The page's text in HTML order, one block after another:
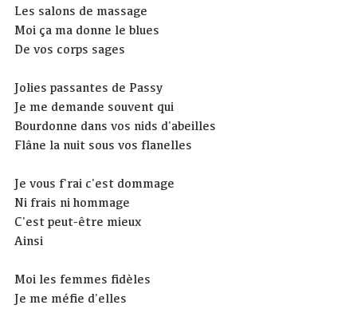
Les salons de massage
Moi ça ma donne le blues
De vos corps sages
Jolies passantes de Passy
Je me demande souvent qui
Bourdonne dans vos nids d'abeilles
Flâne la nuit sous vos flanelles
Je vous f'rai c'est dommage
Ni frais ni hommage
C'est peut-être mieux
Ainsi
Moi les femmes fidèles
Je me méfie d'elles